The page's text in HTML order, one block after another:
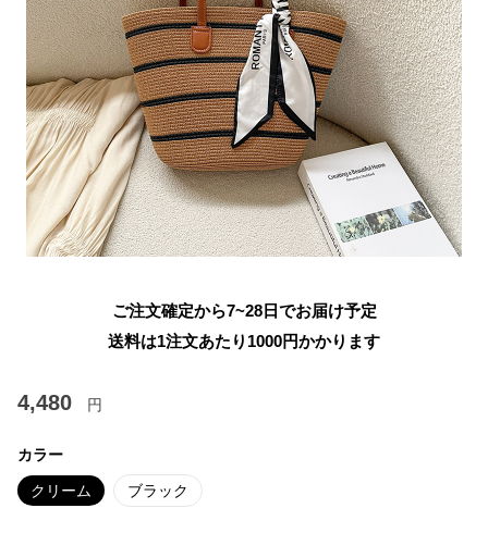
ご注文確定から7~28日でお届け予定
送料は1注文あたり 1000円かかります
4,480 円
カラー
クリーム ブラック